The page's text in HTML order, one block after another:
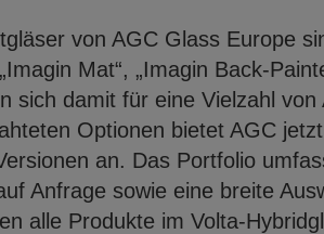
von AGC Glass Europe
Mat“, „Imagin Back-
sich damit für eine Vielzahl
Optionen bietet AGC
an. Das Portfolio
Anfrage sowie eine breite
alle Produkte im Volta-